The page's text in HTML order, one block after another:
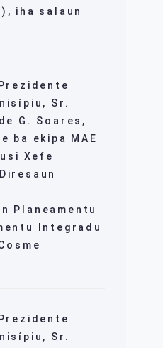
iha salaun
Sr.
G. Soares,
ba ekipa MAE
Xefe
Planeamentu
Integradu
Sr.